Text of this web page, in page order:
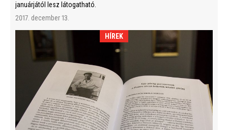
januárjától lesz látogatható.
2017. december 13.
HÍREK